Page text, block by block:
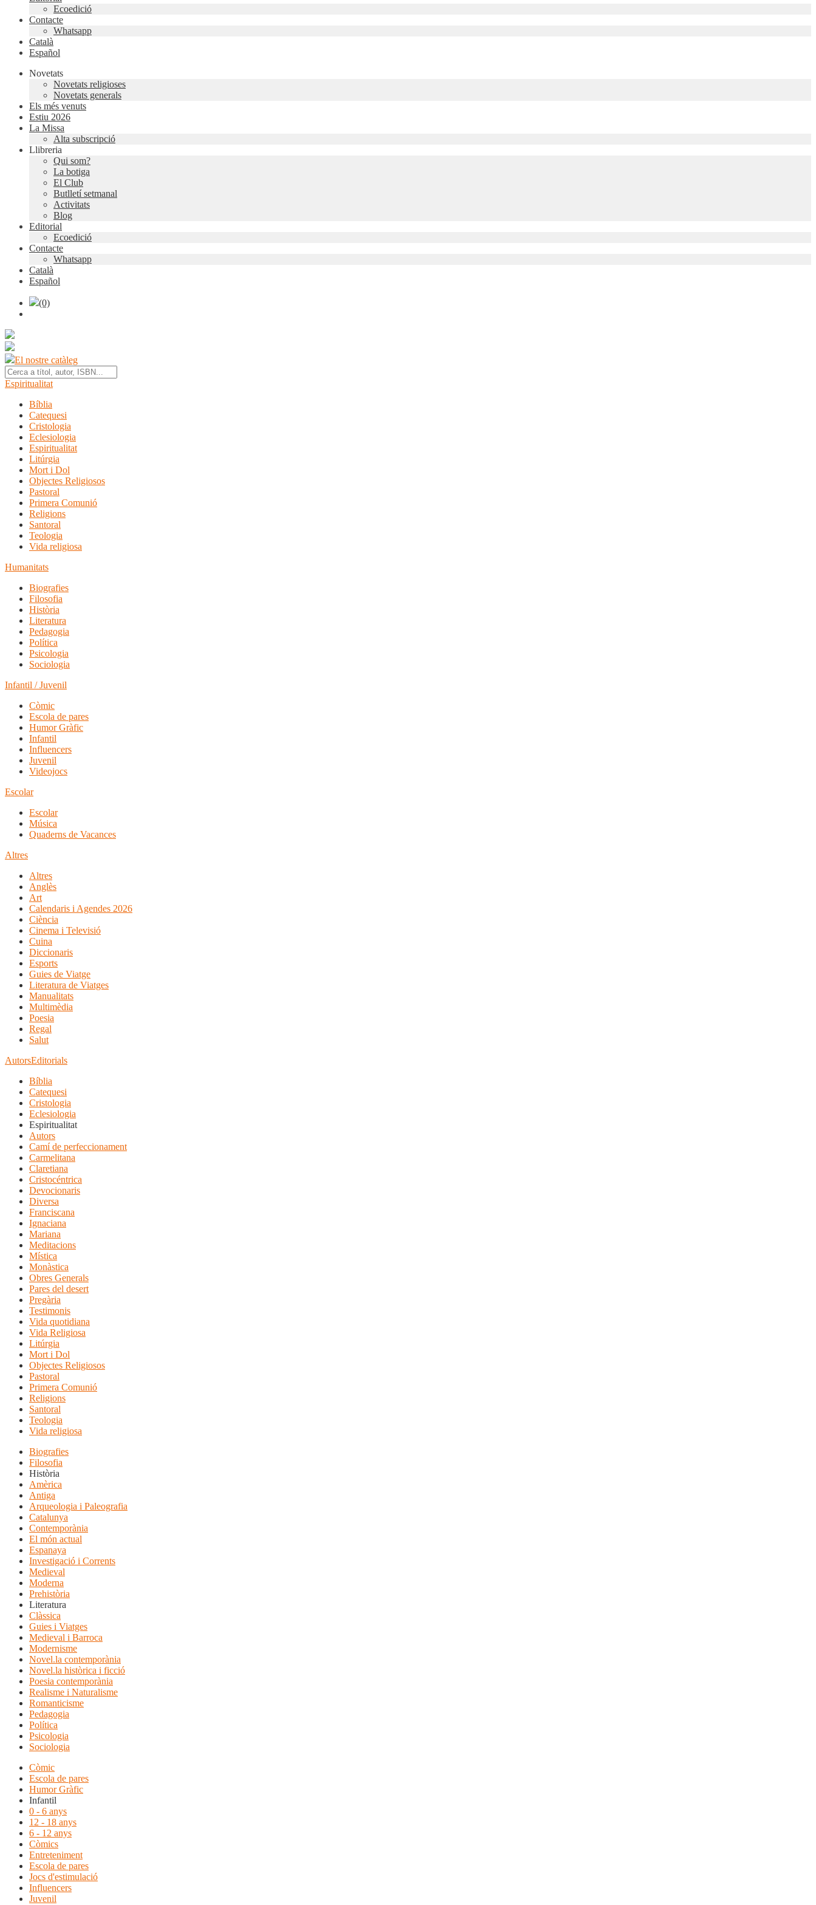
Ecoedició
Contacte
Whatsapp
Català
Español
Novetats
Novetats religioses
Novetats generals
Els més venuts
Estiu 2026
La Missa
Alta subscripció
Llibreria
Qui som?
La botiga
El Club
Butlletí setmanal
Activitats
Blog
Editorial
Ecoedició
Contacte
Whatsapp
Català
Español
(0)
El nostre catàleg
Espiritualitat
Bíblia
Catequesi
Cristologia
Eclesiologia
Espiritualitat
Litúrgia
Mort i Dol
Objectes Religiosos
Pastoral
Primera Comunió
Religions
Santoral
Teologia
Vida religiosa
Humanitats
Biografies
Filosofia
Història
Literatura
Pedagogia
Política
Psicologia
Sociologia
Infantil / Juvenil
Còmic
Escola de pares
Humor Gràfic
Infantil
Influencers
Juvenil
Videojocs
Escolar
Escolar
Música
Quaderns de Vacances
Altres
Altres
Anglès
Art
Calendaris i Agendes 2026
Ciència
Cinema i Televisió
Cuina
Diccionaris
Esports
Guies de Viatge
Literatura de Viatges
Manualitats
Multimèdia
Poesia
Regal
Salut
AutorsEditorials
Bíblia
Catequesi
Cristologia
Eclesiologia
Espiritualitat
Autors
Camí de perfeccionament
Carmelitana
Claretiana
Cristocéntrica
Devocionaris
Diversa
Franciscana
Ignaciana
Mariana
Meditacions
Mística
Monàstica
Obres Generals
Pares del desert
Pregària
Testimonis
Vida quotidiana
Vida Religiosa
Litúrgia
Mort i Dol
Objectes Religiosos
Pastoral
Primera Comunió
Religions
Santoral
Teologia
Vida religiosa
Biografies
Filosofia
Història
Amèrica
Antiga
Arqueologia i Paleografia
Catalunya
Contemporània
El món actual
Espanaya
Investigació i Corrents
Medieval
Moderna
Prehistòria
Literatura
Clàssica
Guies i Viatges
Medieval i Barroca
Modernisme
Novel.la contemporània
Novel.la històrica i ficció
Poesia contemporània
Realisme i Naturalisme
Romanticisme
Pedagogia
Política
Psicologia
Sociologia
Còmic
Escola de pares
Humor Gràfic
Infantil
0 - 6 anys
12 - 18 anys
6 - 12 anys
Còmics
Entreteniment
Escola de pares
Jocs d'estimulació
Influencers
Juvenil